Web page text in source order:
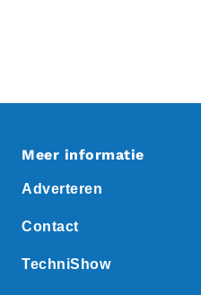
Meer informatie
Adverteren
Contact
TechniShow